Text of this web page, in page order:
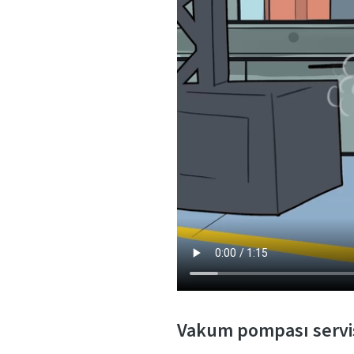
Vakum pompası
Gönder
Anti-